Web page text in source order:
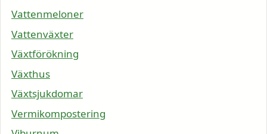
Vattenmeloner
Vattenväxter
Växtförökning
Växthus
Växtsjukdomar
Vermikompostering